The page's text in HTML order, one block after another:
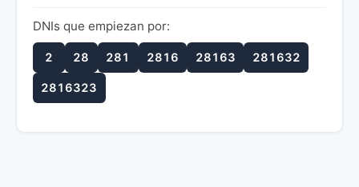
DNIs que empiezan por:
2 28 281 2816 28163 281632
2816323